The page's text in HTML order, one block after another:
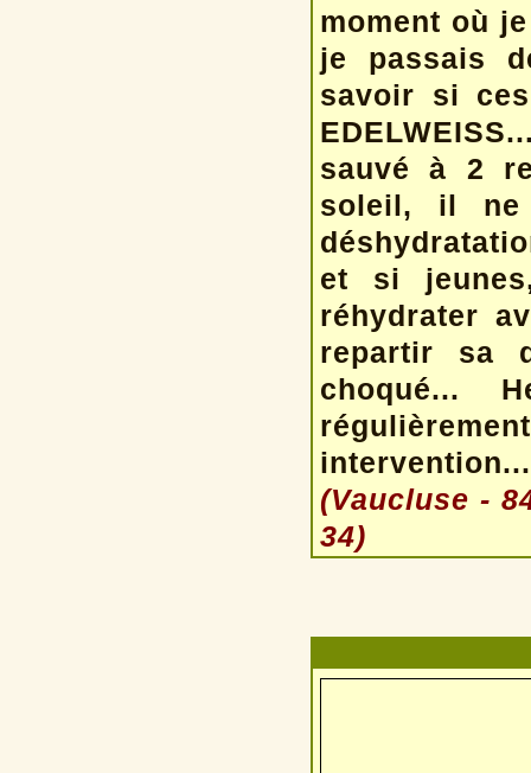
moment où
je passais
savoir si
sauvé à 2
soleil, il ne
et si
réhydrater
repartir sa
choqué...
(Vaucluse -
34)